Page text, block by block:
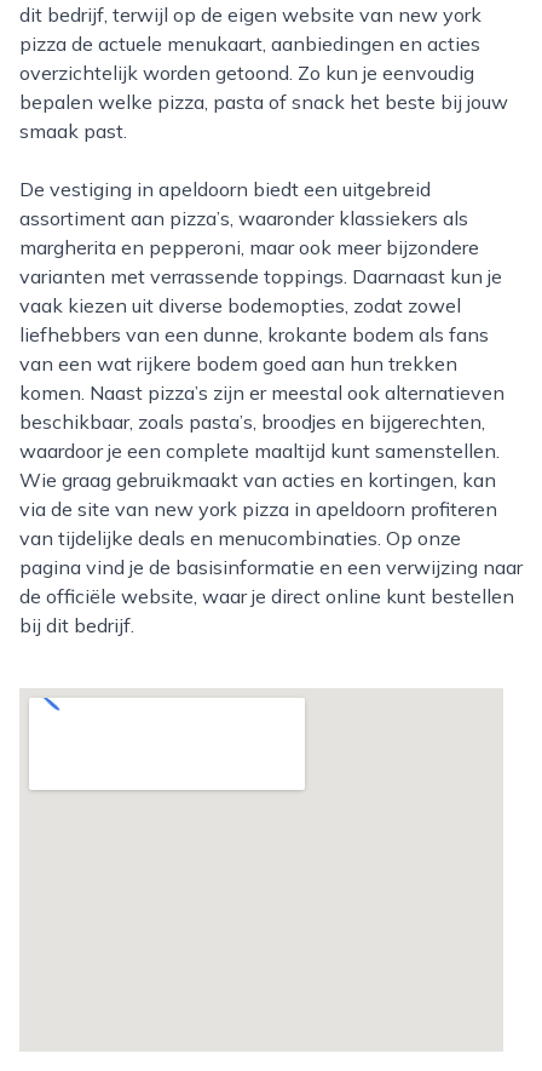
dit bedrijf, terwijl op de eigen website van new york
pizza de actuele menukaart, aanbiedingen en acties
overzichtelijk worden getoond. Zo kun je eenvoudig
bepalen welke pizza, pasta of snack het beste bij jouw
smaak past.
De vestiging in apeldoorn biedt een uitgebreid
assortiment aan pizza’s, waaronder klassiekers als
margherita en pepperoni, maar ook meer bijzondere
varianten met verrassende toppings. Daarnaast kun je
vaak kiezen uit diverse bodemopties, zodat zowel
liefhebbers van een dunne, krokante bodem als fans
van een wat rijkere bodem goed aan hun trekken
komen. Naast pizza’s zijn er meestal ook alternatieven
beschikbaar, zoals pasta’s, broodjes en bijgerechten,
waardoor je een complete maaltijd kunt samenstellen.
Wie graag gebruikmaakt van acties en kortingen, kan
via de site van new york pizza in apeldoorn profiteren
van tijdelijke deals en menucombinaties. Op onze
pagina vind je de basisinformatie en een verwijzing naar
de officiële website, waar je direct online kunt bestellen
bij dit bedrijf.